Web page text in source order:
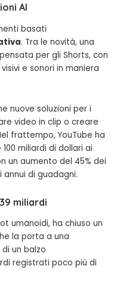
AI
basati
. Tra le novità, una
per gli Shorts, con
e sonori in maniera
nuove soluzioni per i
video in clip o creare
frattempo, YouTube ha
miliardi di dollari ai
un aumento del 45% dei
annui di guadagni.
miliardi
umanoidi, ha chiuso un
la porta a una
un balzo
registrati poco più di